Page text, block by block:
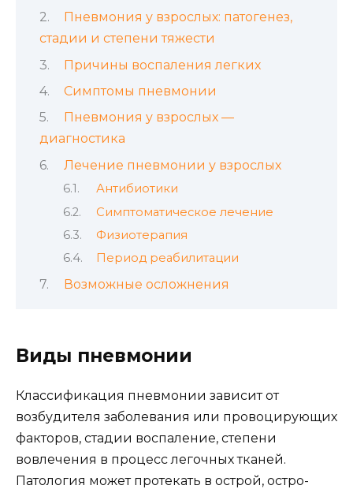
Пневмония у взрослых: патогенез,
стадии и степени тяжести
Причины воспаления легких
Симптомы пневмонии
Пневмония у взрослых —
диагностика
Лечение пневмонии у взрослых
Антибиотики
Симптоматическое лечение
Физиотерапия
Период реабилитации
Возможные осложнения
Виды пневмонии
Классификация пневмонии зависит от
возбудителя заболевания или провоцирующих
факторов, стадии воспаление, степени
вовлечения в процесс легочных тканей.
Патология может протекать в острой, остро-